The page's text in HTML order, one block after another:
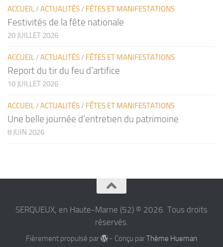
ACCUEIL/ACTUALITÉS/ FÊTES ET MANIFESTATIONS
Festivités de la fête nationale
20 JUILLET 2026
ACCUEIL/ACTUALITÉS/ FÊTES ET MANIFESTATIONS
Report du tir du feu d’artifice
10 JUILLET 2026
ACCUEIL/ACTUALITÉS/ FÊTES ET MANIFESTATIONS
Une belle journée d’entretien du patrimoine
8 JUIN 2026
SERQUEUX, en Haute-Marne (52) © 2026. Tous droits
réservés.
Fièrement propulsé par - Conçu parThème Hueman